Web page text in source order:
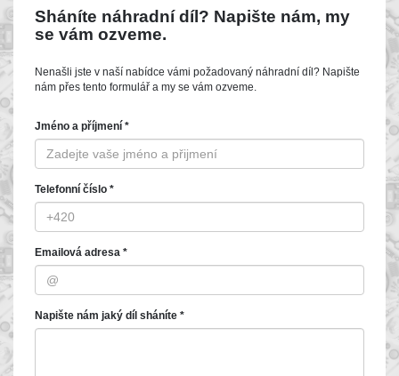
Sháníte náhradní díl? Napište nám, my
se vám ozveme.
Nenašli jste v naší nabídce vámi požadovaný náhradní díl? Napište
nám přes tento formulář a my se vám ozveme.
Jméno a příjmení *
Telefonní číslo *
Emailová adresa *
Napište nám jaký díl sháníte *